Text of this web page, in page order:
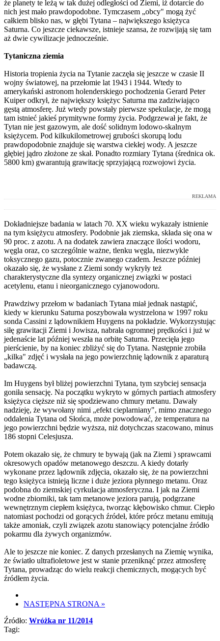
że planety te leżą w tak dużej odległości od Ziemi, iż dotarcie do
nich jest mało prawdopodobne. Tymczasem „obcy" mogą żyć
całkiem blisko nas, w głębi Tytana – największego księżyca
Saturna. Co jeszcze ciekawsze, istnieje szansa, że rozwijają się tam
aż dwie cywilizacje jednocześnie.
Tytaniczna ziemia
Historia tropienia życia na Tytanie zaczęła się jeszcze w czasie II
wojny światowej, na przełomie lat 1943 i 1944. Wtedy to
amerykański astronom holenderskiego pochodzenia Gerard Peter
Kuiper odkrył, że największy księżyc Saturna ma zadziwiająco
gęstą atmosferę. Już wtedy powstały pierwsze spekulacje, że mogą
tam istnieć jakieś prymitywne formy życia. Podgrzewał je fakt, że
Tytan nie jest gazowym, ale dość solidnym lodowo-skalnym
księżycem. Pod kilkukilometrowej grubości skorupą lodu
prawdopodobnie znajduje się warstwa ciekłej wody. A jeszcze
głębiej jądro złożone ze skał. Ponadto rozmiary Tytana (średnica ok.
5800 km) gwarantują grawitację sprzyjającą rozwojowi życia.
REKLAMA
Dokładniejsze badania w latach 70. XX wieku wykazały istnienie
na tym księżycu atmosfery. Podobnie jak ziemska, składa się ona w
90 proc. z azotu. A na dodatek zawiera znaczące ilości wodoru,
węgla oraz, co szczególnie ważne, tlenku węgla, niezwykle
toksycznego gazu, potocznie zwanego czadem. Jeszcze później
okazało się, że wysłane z Ziemi sondy wykryły też
charakterystyczne dla syntezy organicznej związki w postaci
acetylenu, etanu i nieorganicznego cyjanowodoru.
Prawdziwy przełom w badaniach Tytana miał jednak nastąpić,
kiedy w kierunku Saturna poszybowała wystrzelona w 1997 roku
sonda Cassini z lądownikiem Huygens na pokładzie. Wykorzystując
siłę grawitacji Ziemi i Jowisza, nabrała ogromnej prędkości i już w
jedenaście lat później weszła na orbitę Saturna. Przecięła jego
pierścienie, by na koniec zbliżyć się do Tytana. Następnie zrobiła
„kilka" zdjęć i wysłała na jego powierzchnię lądownik z aparaturą
badawczą.
Im Huygens był bliżej powierzchni Tytana, tym szybciej sensacja
goniła sensację. Na początku wykryto w górnych partiach atmosfery
księżyca cięższe niż się spodziewano chmury metanu. Dawały
nadzieję, że wywołany nimi „efekt cieplarniany", mimo znacznego
oddalenia Tytana od Słońca, może powodować, że temperatura na
jego powierzchni będzie wyższa, niż dotychczas szacowano, minus
186 stopni Celesjusza.
Potem okazało się, że chmury te bywają (jak na Ziemi ) sprawcami
okresowych opadów metanowego deszczu. A kiedy dotarły
wykonane przez lądownik zdjęcia, okazało się, że na powierzchni
tego księżyca istnieją liczne i duże jeziora płynnego metanu. Oraz
podobna do ziemskiej cyrkulacja atmosferyczna. I jak na Ziemi
wodne zbiorniki, tak tam metanowe jeziora parują, podgrzane
wewnętrznym ciepłem księżyca, tworząc kłębowisko chmur. Ciepło
natomiast pochodzi od gorących źródeł, które prócz metanu emitują
także amoniak, czyli związek azotu stanowiący potencjalne źródło
pokarmu dla żywych organizmów.
Ale to jeszcze nie koniec. Z danych przesłanych na Ziemię wynika,
że światło ultrafioletowe jest w stanie przeniknąć przez atmosferę
Tytana, prowadząc do wielu reakcji chemicznych, mogących być
źródłem życia.
NASTĘPNA STRONA »
Źródło: Wróżka nr 11/2014
Tagi: